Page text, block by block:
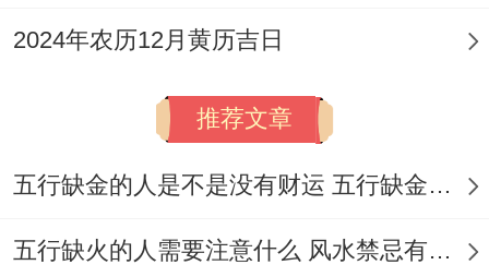
破屋角用铁锤轻敲三次，次数不可错！
石敢当需刻生肖守护神、埋于门槛下！
洒五谷时念「宅安人旺」,撒匀四方！
风水布局需结合九宫飞星与流年方位！
2026年太岁位再南方，动土需避让！
2024年农历12月黄历吉日
推荐文章
五行缺金的人是不是没有财运 五行缺金的人命运好不好
五行缺火的人需要注意什么 风水禁忌有哪些